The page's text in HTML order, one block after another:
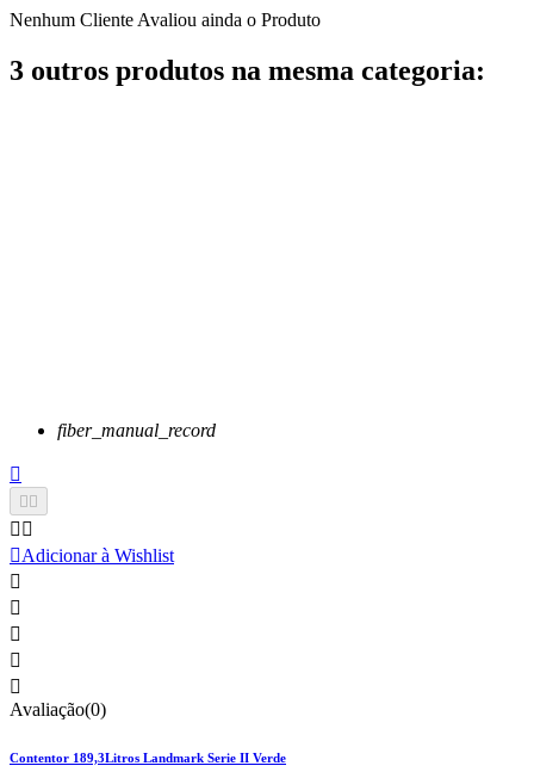
Nenhum Cliente Avaliou ainda o Produto
3 outros produtos na mesma categoria:
fiber_manual_record

 
 
Adicionar à Wishlist





Avaliação(0)
Contentor 189,3Litros Landmark Serie II Verde